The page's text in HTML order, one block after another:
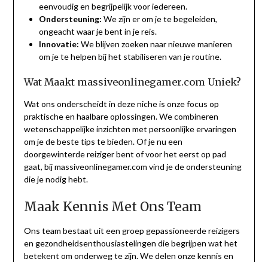
eenvoudig en begrijpelijk voor iedereen.
Ondersteuning: We zijn er om je te begeleiden,
ongeacht waar je bent in je reis.
Innovatie: We blijven zoeken naar nieuwe manieren
om je te helpen bij het stabiliseren van je routine.
Wat Maakt massiveonlinegamer.com Uniek?
Wat ons onderscheidt in deze niche is onze focus op
praktische en haalbare oplossingen. We combineren
wetenschappelijke inzichten met persoonlijke ervaringen
om je de beste tips te bieden. Of je nu een
doorgewinterde reiziger bent of voor het eerst op pad
gaat, bij massiveonlinegamer.com vind je de ondersteuning
die je nodig hebt.
Maak Kennis Met Ons Team
Ons team bestaat uit een groep gepassioneerde reizigers
en gezondheidsenthousiastelingen die begrijpen wat het
betekent om onderweg te zijn. We delen onze kennis en